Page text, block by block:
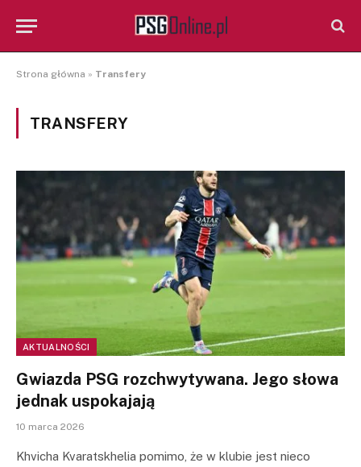
Strona główna » Transfery
TRANSFERY
AKTUALNOŚCI
Gwiazda PSG rozchwytywana. Jego słowa
jednak uspokajają
10 marca 2026
Khvicha Kvaratskhelia pomimo, że w klubie jest nieco